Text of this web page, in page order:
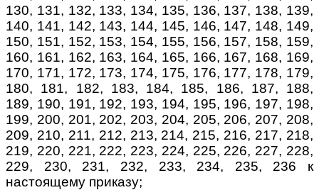
130, 131, 132, 133, 134, 135, 136, 137, 138, 139,
140, 141, 142, 143, 144, 145, 146, 147, 148, 149,
150, 151, 152, 153, 154, 155, 156, 157, 158, 159,
160, 161, 162, 163, 164, 165, 166, 167, 168, 169,
170, 171, 172, 173, 174, 175, 176, 177, 178, 179,
180, 181, 182, 183, 184, 185, 186, 187, 188,
189, 190, 191, 192, 193, 194, 195, 196, 197, 198,
199, 200, 201, 202, 203, 204, 205, 206, 207, 208,
209, 210, 211, 212, 213, 214, 215, 216, 217, 218,
219, 220, 221, 222, 223, 224, 225, 226, 227, 228,
229, 230, 231, 232, 233, 234, 235, 236 к
настоящему приказу;